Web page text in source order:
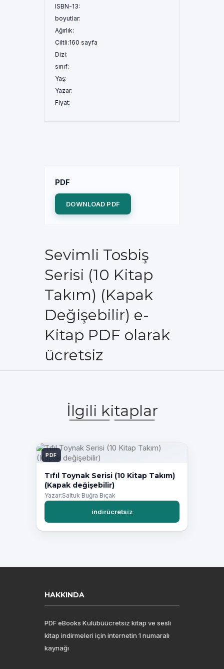
ISBN-13:
boyutlar:
Ağırlık:
Ciltli:160 sayfa
Dizi:
sınıf:
Yaş:
Yazar:
Fiyat:
PDF
DOWNLOAD PDF
Sevimli Tosbiş
Serisi (10 Kitap
Takım) (Kapak
Değişebilir) e-
Kitap PDF olarak
ücretsiz
İlgili kitaplar
PDF
Tıfıl Toynak Serisi (10 Kitap Takım)
(Kapak değişebilir)
Yazar:Saltuk Buğra Bıçak
indirücretsiz
HAKKINDA
PDF eBooks Kulübüücretsiz kitap ve sesli
kitap indirmeleri için internetin 1 numaralı
kaynağı